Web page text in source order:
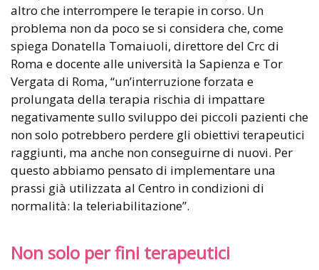
altro che interrompere le terapie in corso. Un
problema non da poco se si considera che, come
spiega Donatella Tomaiuoli, direttore del Crc di
Roma e docente alle università la Sapienza e Tor
Vergata di Roma, “un’interruzione forzata e
prolungata della terapia rischia di impattare
negativamente sullo sviluppo dei piccoli pazienti che
non solo potrebbero perdere gli obiettivi terapeutici
raggiunti, ma anche non conseguirne di nuovi. Per
questo abbiamo pensato di implementare una
prassi già utilizzata al Centro in condizioni di
normalità: la teleriabilitazione”.
Non solo per fini terapeutici